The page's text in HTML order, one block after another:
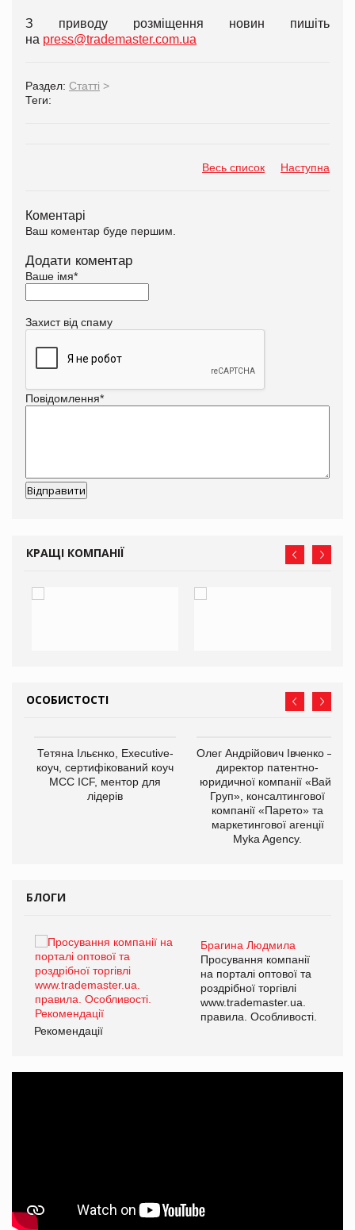
З приводу розміщення новин пишіть
на press@trademaster.com.ua
Раздел: Статті >
Теги:
Весь список Наступна
Коментарі
Ваш коментар буде першим.
Додати коментар
Ваше імя*
Захист від спаму
Повідомлення*
КРАЩІ КОМПАНІЇ
ОСОБИСТОСТІ
Тетяна Ільєнко, Executive-
коуч, сертифікований коуч
МСС ICF, ментор для
лідерів
Олег Андрійович Івченко —
директор патентно-
юридичної компанії «Вайз
Груп», консалтингової
компанії «Парето» та
маркетингової агенції
Myka Agency.
БЛОГИ
Брагина Людмила
Просування компанії
на порталі оптової та
роздрібної торгівлі
www.trademaster.ua.
правила. Особливості.
Рекомендації